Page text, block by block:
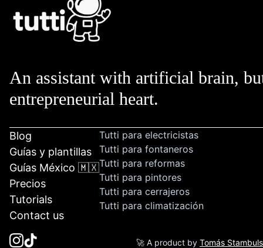
An assistant with artificial brain,
entrepreneurial heart.
Blog
Guías y plantillas
Guías México 🇲🇽
Precios
Tutorials
Contact us
Tutti para electricistas
Tutti para fontaneros
Tutti para reformas
Tutti para pintores
Tutti para cerrajeros
Tutti para climatización
🚀 A product by Tomás